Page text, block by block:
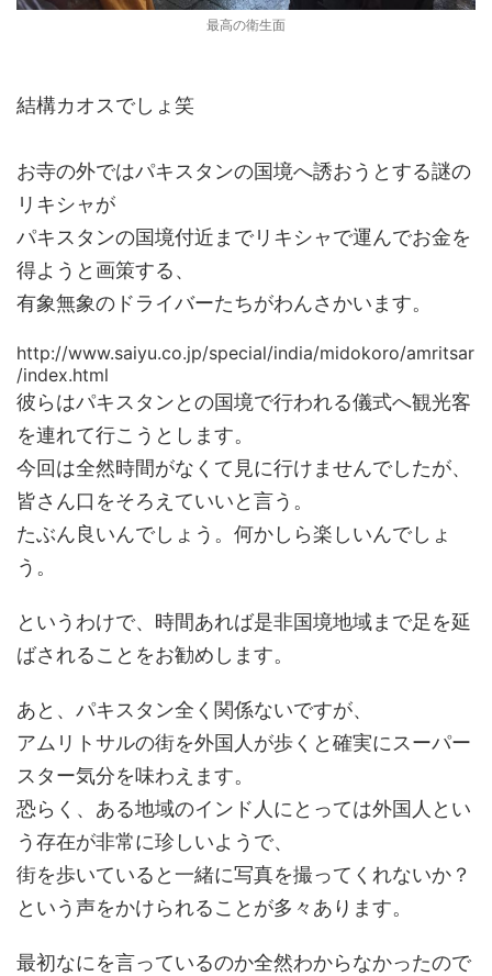
最高の衛生面
結構カオスでしょ笑
お寺の外ではパキスタンの国境へ誘おうとする謎の
リキシャが
パキスタンの国境付近までリキシャで運んでお金を
得ようと画策する、
有象無象のドライバーたちがわんさかいます。
http://www.saiyu.co.jp/special/india/midokoro/amritsar
/index.html
彼らはパキスタンとの国境で行われる儀式へ観光客
を連れて行こうとします。
今回は全然時間がなくて見に行けませんでしたが、
皆さん口をそろえていいと言う。
たぶん良いんでしょう。何かしら楽しいんでしょ
う。
というわけで、時間あれば是非国境地域まで足を延
ばされることをお勧めします。
あと、パキスタン全く関係ないですが、
アムリトサルの街を外国人が歩くと確実にスーパー
スター気分を味わえます。
恐らく、ある地域のインド人にとっては外国人とい
う存在が非常に珍しいようで、
街を歩いていると一緒に写真を撮ってくれないか？
という声をかけられることが多々あります。
最初なにを言っているのか全然わからなかったので